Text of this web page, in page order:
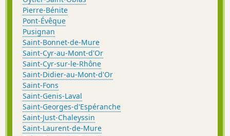
Pierre-Bénite
Pont-Évêque
Pusignan
Saint-Bonnet-de-Mure
Saint-Cyr-au-Mont-d'Or
Saint-Cyr-sur-le-Rhône
Saint-Didier-au-Mont-d'Or
Saint-Fons
Saint-Genis-Laval
Saint-Georges-d'Espéranche
Saint-Just-Chaleyssin
Saint-Laurent-de-Mure